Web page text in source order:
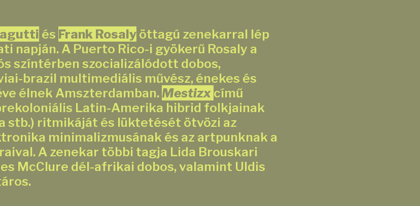
és Frank Rosalyöttagú zenekarral lép
napján. A Puerto Rico-i gyökerű Rosaly a
színtérben szocializálódott dobos,
brazil multimediális művész, énekes és
élnek Amszterdamban. Mestizx című
Latin-Amerika hibrid folkjainak
stb.) ritmikáját és lüktetését ötvözi az
minimalizmusának és az artpunknak a
A zenekar többi tagja Lida Brouskari
McClure dél-afrikai dobos, valamint Uldis